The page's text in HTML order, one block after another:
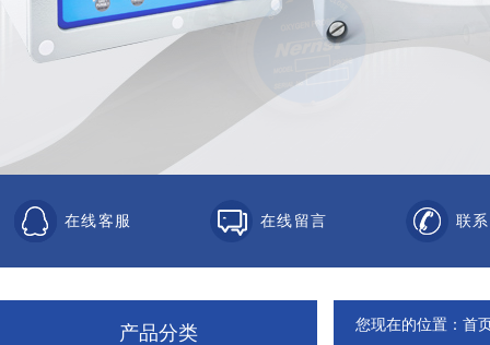
在线客服 在线留言 联
产品分类 您现在的位置： 首